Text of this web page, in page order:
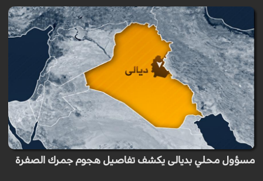
مسؤول محلي بديالى يكشف تفاصيل هجوم جمرك الصفرة